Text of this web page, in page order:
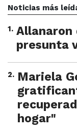
Noticias más
1. Allanaron
presunta
2. Mariela
hogar"